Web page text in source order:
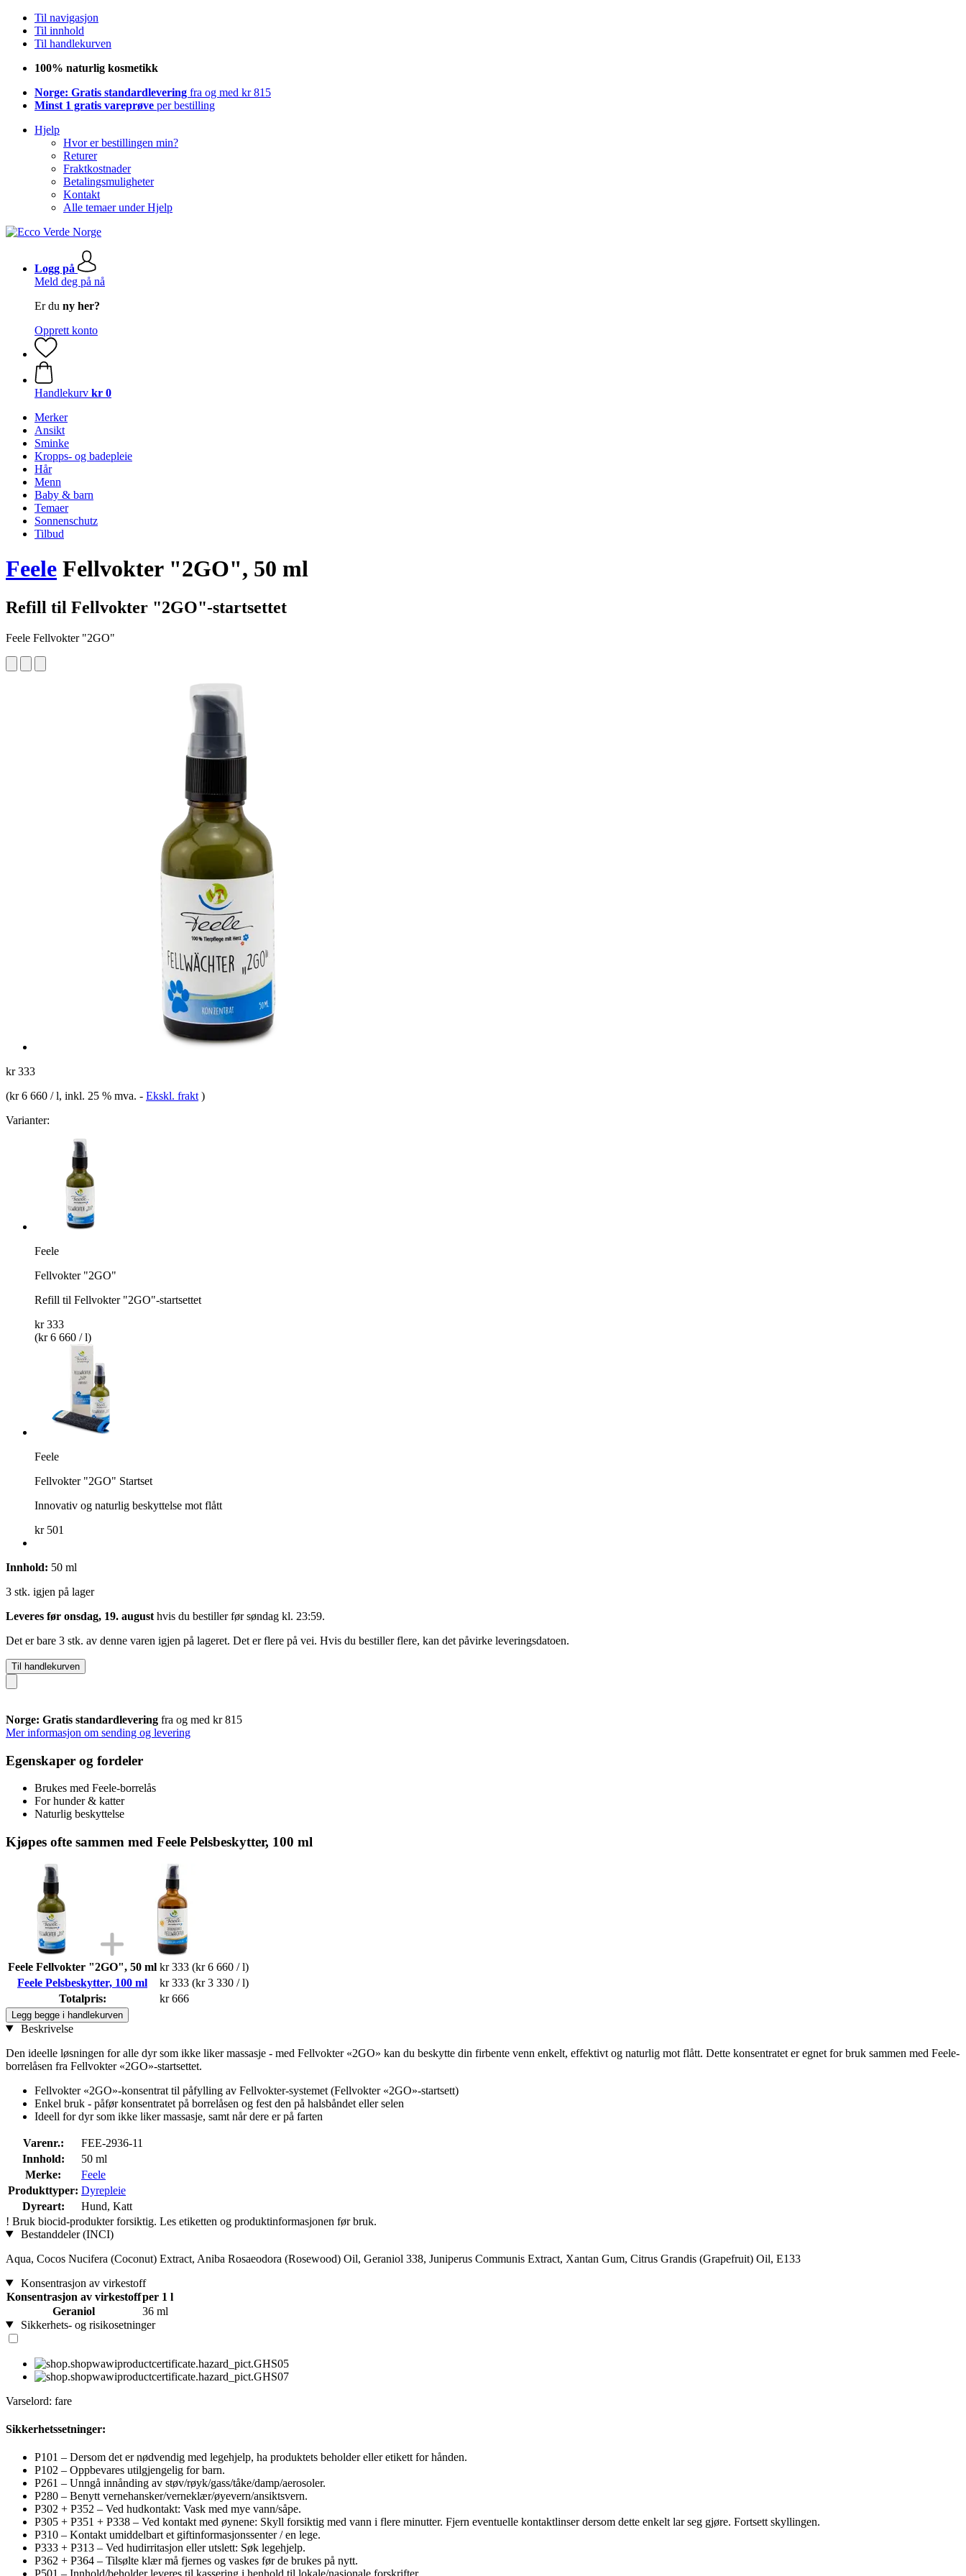
Til navigasjon
Til innhold
Til handlekurven
100% naturlig kosmetikk
Norge: Gratis standardlevering fra og med kr 815
Minst 1 gratis vareprøve per bestilling
Hjelp
Hvor er bestillingen min?
Returer
Fraktkostnader
Betalingsmuligheter
Kontakt
Alle temaer under Hjelp
Logg på
Meld deg på nå
Er du ny her?
Opprett konto
Handlekurv kr 0
Merker
Ansikt
Sminke
Kropps- og badepleie
Hår
Menn
Baby & barn
Temaer
Sonnenschutz
Tilbud
Feele Fellvokter "2GO", 50 ml
Refill til Fellvokter "2GO"-startsettet
Feele Fellvokter "2GO"
kr 333
(kr 6 660 / l, inkl. 25 % mva. - Ekskl. frakt )
Varianter:
Feele
Fellvokter "2GO"
Refill til Fellvokter "2GO"-startsettet
kr 333
(kr 6 660 / l)
Feele
Fellvokter "2GO" Startset
Innovativ og naturlig beskyttelse mot flått
kr 501
Innhold: 50 ml
3 stk. igjen på lager
Leveres før onsdag, 19. august hvis du bestiller førsøndag kl. 23:59.
Det er bare 3 stk. av denne varen igjen på lageret. Det er flere på vei. Hvis du bestiller flere, kan det påvirke leveringsdatoen.
Til handlekurven
Norge: Gratis standardlevering fra og med kr 815
Mer informasjon om sending og levering
Egenskaper og fordeler
Brukes med Feele-borrelås
For hunder & katter
Naturlig beskyttelse
Kjøpes ofte sammen med Feele Pelsbeskytter, 100 ml
Feele Fellvokter "2GO", 50 ml kr 333 (kr 6 660 / l)
Feele Pelsbeskytter, 100 ml
kr 333 (kr 3 330 / l)
Totalpris:
kr 666
Legg begge i handlekurven
Beskrivelse
Den ideelle løsningen for alle dyr som ikke liker massasje - med Fellvokter «2GO» kan du beskytte din firbente venn enkelt, effektivt og naturlig mot flått. Dette konsentratet er egnet for bruk sammen med Feele-
borrelåsen fra Fellvokter «2GO»-startsettet.
Fellvokter «2GO»-konsentrat til påfylling av Fellvokter-systemet (Fellvokter «2GO»-startsett)
Enkel bruk - påfør konsentratet på borrelåsen og fest den på halsbåndet eller selen
Ideell for dyr som ikke liker massasje, samt når dere er på farten
Varenr.:
FEE-2936-11
Innhold:
50 ml
Merke:
Feele
Produkttyper: Dyrepleie
Dyreart:
Hund, Katt
! Bruk biocid-produkter forsiktig. Les etiketten og produktinformasjonen før bruk.
Bestanddeler (INCI)
Aqua, Cocos Nucifera (Coconut) Extract, Aniba Rosaeodora (Rosewood) Oil, Geraniol 338, Juniperus Communis Extract, Xantan Gum, Citrus Grandis (Grapefruit) Oil, E133
Konsentrasjon av virkestoff
Konsentrasjon av virkestoffper 1 l
Geraniol
36 ml
Sikkerhets- og risikosetninger
Varselord: fare
Sikkerhetssetninger:
P101 – Dersom det er nødvendig med legehjelp, ha produktets beholder eller etikett for hånden.
P102 – Oppbevares utilgjengelig for barn.
P261 – Unngå innånding av støv/røyk/gass/tåke/damp/aerosoler.
P280 – Benytt vernehansker/verneklær/øyevern/ansiktsvern.
P302 + P352 – Ved hudkontakt: Vask med mye vann/såpe.
P305 + P351 + P338 – Ved kontakt med øynene: Skyll forsiktig med vann i flere minutter. Fjern eventuelle kontaktlinser dersom dette enkelt lar seg gjøre. Fortsett skyllingen.
P310 – Kontakt umiddelbart et giftinformasjonssenter / en lege.
P333 + P313 – Ved hudirritasjon eller utslett: Søk legehjelp.
P362 + P364 – Tilsølte klær må fjernes og vaskes før de brukes på nytt.